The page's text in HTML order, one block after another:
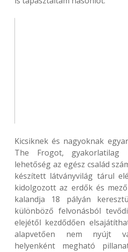
Kicsiknek és nagyoknak
The Frogot, gyakorlatilag
lehetőség az egész család
készített látványvilág tárul
kidolgozott az erdők és
kalandja 18 pályán
különböző felvonásból
elejétől kezdődően
alapvetően nem nyújt
helyenként megható